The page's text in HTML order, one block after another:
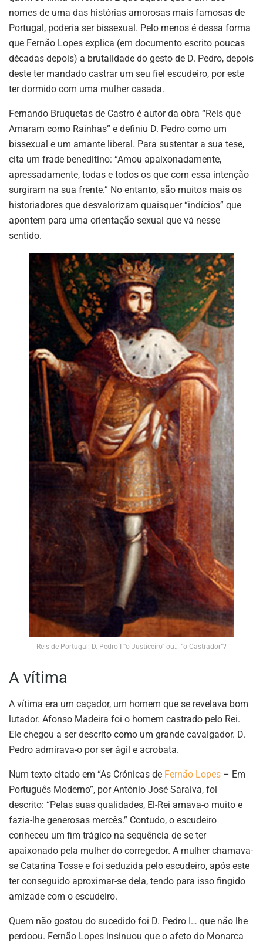
nomes de uma das histórias amorosas mais famosas de
Portugal, poderia ser bissexual. Pelo menos é dessa forma
que Fernão Lopes explica (em documento escrito poucas
décadas depois) a brutalidade do gesto de D. Pedro, depois
deste ter mandado castrar um seu fiel escudeiro, por este
ter dormido com uma mulher casada.
Fernando Bruquetas de Castro é autor da obra “Reis que
Amaram como Rainhas” e definiu D. Pedro como um
bissexual e um amante liberal. Para sustentar a sua tese,
cita um frade beneditino: “Amou apaixonadamente,
apressadamente, todas e todos os que com essa intenção
surgiram na sua frente.” No entanto, são muitos mais os
historiadores que desvalorizam quaisquer “indícios” que
apontem para uma orientação sexual que vá nesse
sentido.
Reis de Portugal: D. Pedro I “o Justiceiro” ou… “o Castrador”?
A vítima
A vítima era um caçador, um homem que se revelava bom
lutador. Afonso Madeira foi o homem castrado pelo Rei.
Ele chegou a ser descrito como um grande cavalgador. D.
Pedro admirava-o por ser ágil e acrobata.
Num texto citado em “As Crónicas de Fernão Lopes – Em
Português Moderno”, por António José Saraiva, foi
descrito: “Pelas suas qualidades, El-Rei amava-o muito e
fazia-lhe generosas mercês.” Contudo, o escudeiro
conheceu um fim trágico na sequência de se ter
apaixonado pela mulher do corregedor. A mulher chamava-
se Catarina Tosse e foi seduzida pelo escudeiro, após este
ter conseguido aproximar-se dela, tendo para isso fingido
amizade com o escudeiro.
Quem não gostou do sucedido foi D. Pedro I… que não lhe
perdoou. Fernão Lopes insinuou que o afeto do Monarca